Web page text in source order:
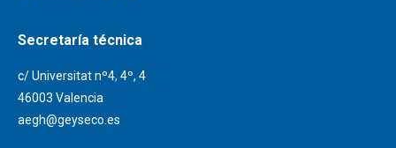
Secretaría técnica
c/ Universitat nº4, 4º, 4
46003 Valencia
aegh@geyseco.es